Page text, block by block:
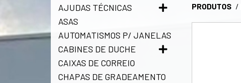
AJUDAS TÉCNICAS
ASAS
AUTOMATISMOS P/ JANELAS
CABINES DE DUCHE
CAIXAS DE CORREIO
CHAPAS DE GRADEAMENTO
PRODUTOS